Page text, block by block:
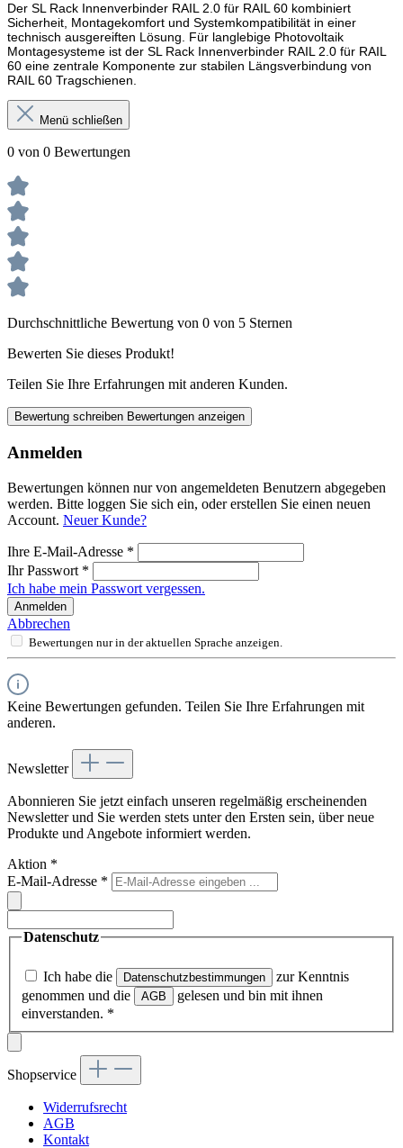
Der SL Rack Innenverbinder RAIL 2.0 für RAIL 60 kombiniert
Sicherheit, Montagekomfort und Systemkompatibilität in einer
technisch ausgereiften Lösung. Für langlebige Photovoltaik
Montagesysteme ist der SL Rack Innenverbinder RAIL 2.0 für RAIL
60 eine zentrale Komponente zur stabilen Längsverbindung von
RAIL 60 Tragschienen.
Menü schließen
0 von 0 Bewertungen
Durchschnittliche Bewertung von 0 von 5 Sternen
Bewerten Sie dieses Produkt!
Teilen Sie Ihre Erfahrungen mit anderen Kunden.
Bewertung schreiben Bewertungen anzeigen
Anmelden
Bewertungen können nur von angemeldeten Benutzern abgegeben
werden. Bitte loggen Sie sich ein, oder erstellen Sie einen neuen
Account. Neuer Kunde?
Ihre E-Mail-Adresse *
Ihr Passwort *
Ich habe mein Passwort vergessen.
Anmelden
Abbrechen
Bewertungen nur in der aktuellen Sprache anzeigen.
Keine Bewertungen gefunden. Teilen Sie Ihre Erfahrungen mit
anderen.
Newsletter
Abonnieren Sie jetzt einfach unseren regelmäßig erscheinenden
Newsletter und Sie werden stets unter den Ersten sein, über neue
Produkte und Angebote informiert werden.
Aktion *
E-Mail-Adresse *
Datenschutz
Ich habe die Datenschutzbestimmungen
zur Kenntnis
genommen und die
AGB
gelesen und bin mit ihnen
einverstanden. *
Shopservice
Widerrufsrecht
AGB
Kontakt